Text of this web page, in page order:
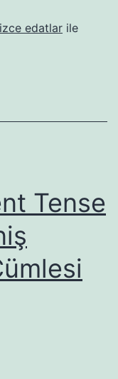
edatlar ile
Tense